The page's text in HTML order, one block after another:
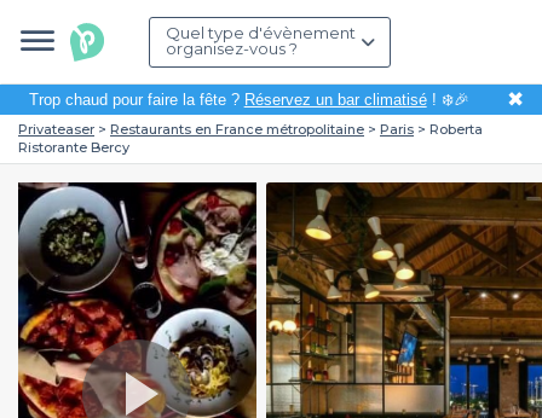
Quel type d'évènement
organisez-vous ?
Trop chaud pour faire la fête ? Réservez un bar climatisé! ❄️🎉 ✖
Privateaser Restaurants en France métropolitaine Paris
Roberta
Ristorante Bercy